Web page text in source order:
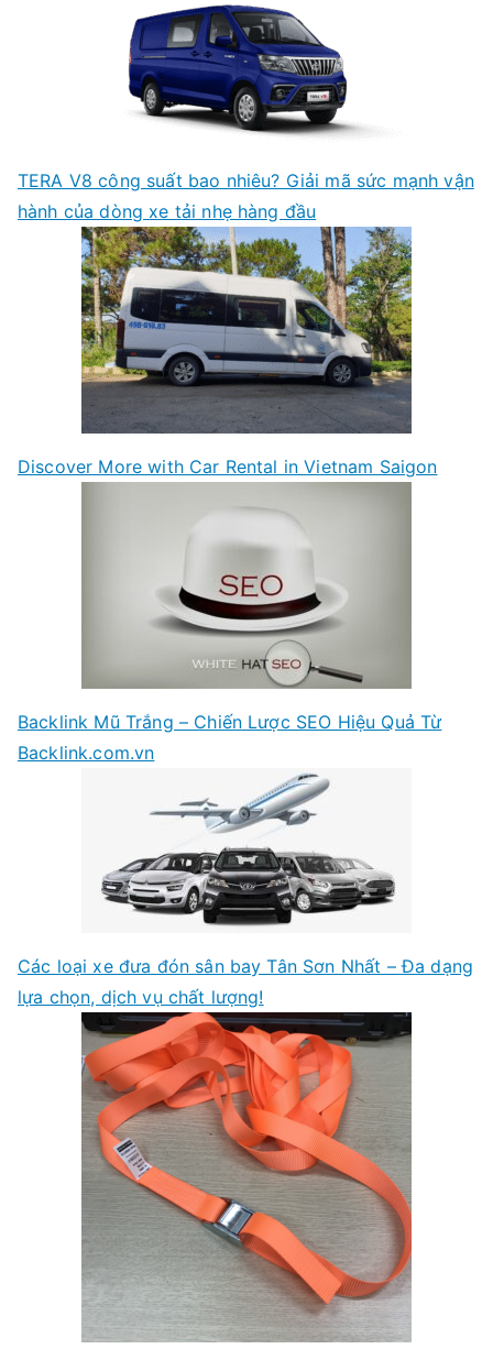
TERA V8 công suất bao nhiêu? Giải mã sức mạnh vận
hành của dòng xe tải nhẹ hàng đầu
Discover More with Car Rental in Vietnam Saigon
Backlink Mũ Trắng – Chiến Lược SEO Hiệu Quả Từ
Backlink.com.vn
Các loại xe đưa đón sân bay Tân Sơn Nhất – Đa dạng
lựa chọn, dịch vụ chất lượng!